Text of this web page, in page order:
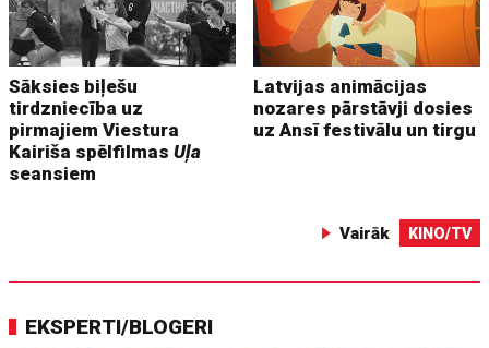
Sāksies biļešu
tirdzniecība uz
pirmajiem Viestura
Kairiša spēlfilmasUļa
seansiem
Latvijas animācijas
nozares pārstāvji dosies
uz Ansī festivālu un tirgu
Vairāk KINO/TV
EKSPERTI/BLOGERI